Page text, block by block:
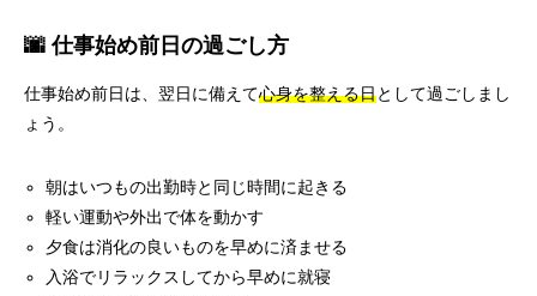
🌆 仕事始め前日の過ごし方
仕事始め前日は、翌日に備えて心身を整える日として過ごしまし
ょう。
朝はいつもの出勤時と同じ時間に起きる
軽い運動や外出で体を動かす
夕食は消化の良いものを早めに済ませる
入浴でリラックスしてから早めに就寝